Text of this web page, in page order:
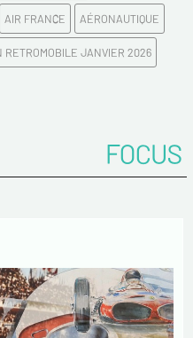
AIR FRANCE AÉRONAUTIQUE
RETROMOBILE JANVIER 2026
FOCUS